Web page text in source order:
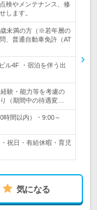
検やメンテナンス、修
します。
未満の方（※若年層の
、普通自動車免許（AT
ル4F ・宿泊を伴う出
験・能力等を考慮の
（期間中の待遇変…
間以内）・9:00～
祝日・有給休暇・育児
気になる